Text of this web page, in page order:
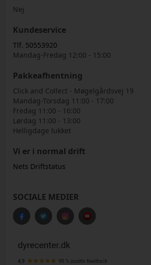
Nej
Kundeservice
Tlf. 50553920
Mandag-Fredag 12:00 - 15:00
Pakkeafhentning
Click and Collect - Møgelgårdsvej 19
Mandag-Torsdag 11:00 - 17:00
Fredag 11:00 - 16:00
Lørdag 11:00 - 13:00
Helligdage lukket
Vi er i normal drift
Nets Driftstatus
SOCIALE MEDIER